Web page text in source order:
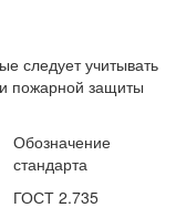
следует учитывать
пожарной защиты
Обозначение
стандарта
ГОСТ 2.735